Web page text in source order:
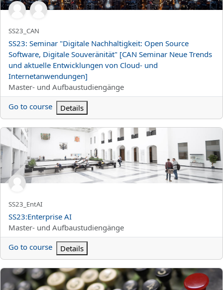
Titolo abbreviato del corso
SS23_CAN
Titolo del corso
SS23: Seminar "Digitale Nachhaltigkeit: Open Source
Software, Digitale Souveränität" [CAN Seminar Neue Trends
und aktuelle Entwicklungen von Cloud- und
Internetanwendungen]
Categoria di corsi
Master- und Aufbaustudiengänge
Go to course
Details
SS23:Enterprise AI
Titolo abbreviato del corso
SS23_EntAI
Titolo del corso
SS23:Enterprise AI
Categoria di corsi
Master- und Aufbaustudiengänge
Go to course
Details
SS23:Übungen zu Inverse Probleme 2